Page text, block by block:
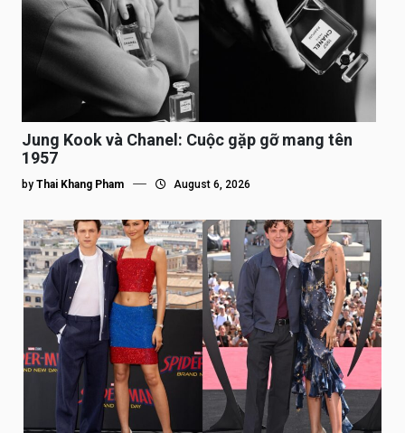
Jung Kook và Chanel: Cuộc gặp gỡ mang tên
1957
by Thai Khang Pham August 6, 2026